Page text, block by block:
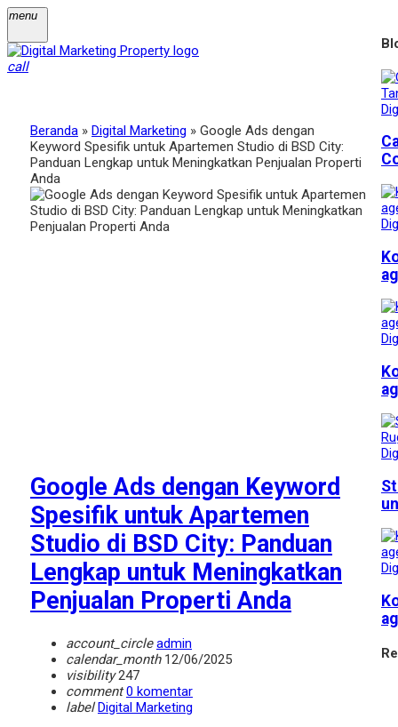
menu
call
Beranda » Digital Marketing » Google Ads dengan
Keyword Spesifik untuk Apartemen Studio di BSD City:
Panduan Lengkap untuk Meningkatkan Penjualan Properti
Anda
Google Ads dengan Keyword
Spesifik untuk Apartemen
Studio di BSD City: Panduan
Lengkap untuk Meningkatkan
Penjualan Properti Anda
account_circle admin
calendar_month12/06/2025
visibility247
comment 0 komentar
label Digital Marketing